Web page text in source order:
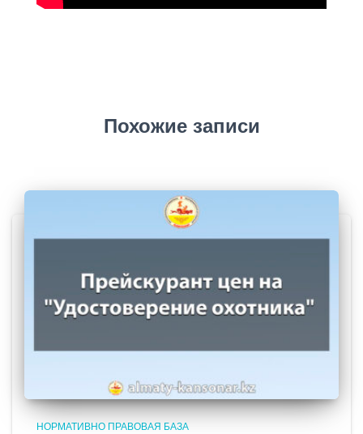
Похожие записи
НОРМАТИВНО ПРАВОВАЯ БАЗА